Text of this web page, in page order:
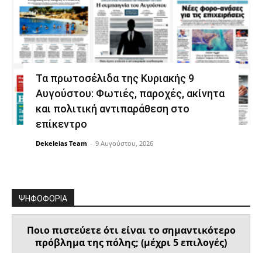
Τα πρωτοσέλιδα της Κυριακής 9
Αυγούστου: Φωτιές, παροχές, ακίνητα
και πολιτική αντιπαράθεση στο
επίκεντρο
Dekeleias Team - 9 Αυγούστου, 2026
ΨΗΦΟΦΟΡΙΑ
Ποιο πιστεύετε ότι είναι το σημαντικότερο
πρόβλημα της πόλης; (μέχρι 5 επιλογές)